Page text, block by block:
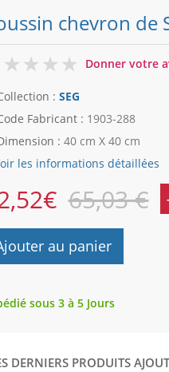
chevron de
0
Donner votre
: SEG
Fabricant : 1903-288
: 40 cm X 40 cm
les informations détaillées
€ 65,03 €
au panier
sous 3 à 5 Jours
DERNIERS PRODUITS